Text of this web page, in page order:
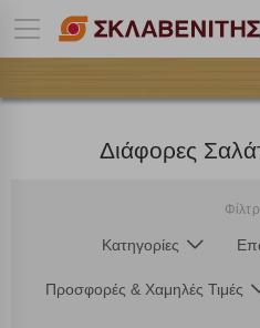
Διάφορες
Κατηγορίες
Προσφορές & Χαμηλές Τιμές